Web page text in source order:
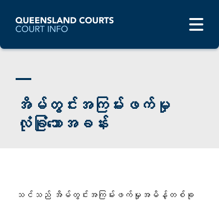
အိမ်တွင်းအကြမ်းဖက်မှု
လုံခြုံသောအခန်း
သင်သည် အိမ်တွင်းအကြမ်းဖက်မှုအမိန့်တစ်ခု